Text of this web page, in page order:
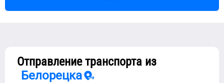
Отправление транспорта из
Белорецка